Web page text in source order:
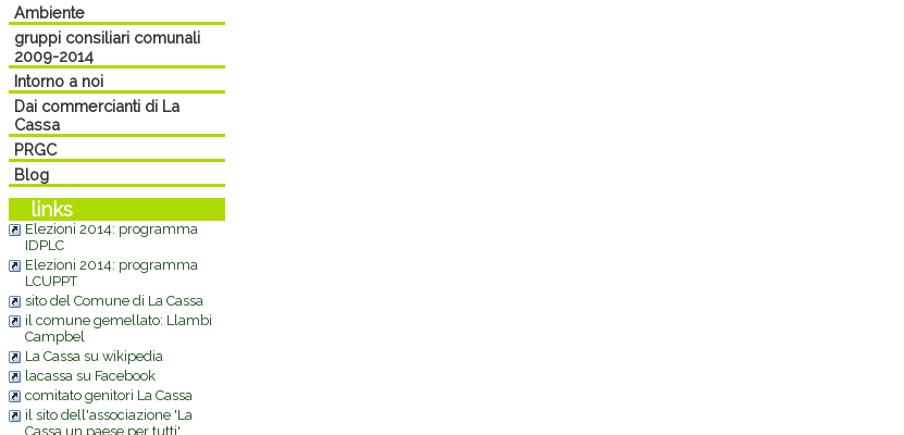
Ambiente
gruppi consiliari comunali
2009-2014
Intorno a noi
Dai commercianti di La
Cassa
PRGC
Blog
links
Elezioni 2014: programma
IDPLC
Elezioni 2014: programma
LCUPPT
sito del Comune di La Cassa
il comune gemellato: Llambi
Campbel
La Cassa su wikipedia
lacassa su Facebook
comitato genitori La Cassa
il sito dell'associazione 'La
Cassa un paese per tutti'